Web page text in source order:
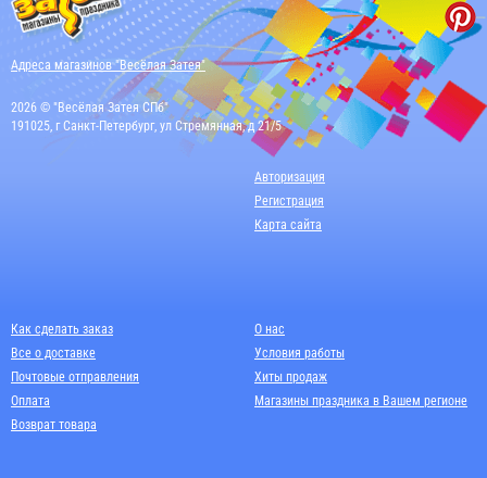
Адреса магазинов "Весёлая Затея"
2026 © "Весёлая Затея СПб"
191025, г Санкт-Петербург, ул Стремянная, д 21/5
Авторизация
Регистрация
Карта сайта
Как сделать заказ
Все о доставке
Почтовые отправления
Оплата
Возврат товара
О нас
Условия работы
Хиты продаж
Магазины праздника в Вашем регионе